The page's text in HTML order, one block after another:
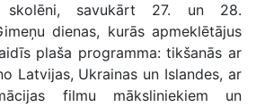
skolēni, savukārt 27. un 28.
dienas, kurās apmeklētājus
plaša programma: tikšanās ar
Latvijas, Ukrainas un Islandes, ar
filmu māksliniekiem un